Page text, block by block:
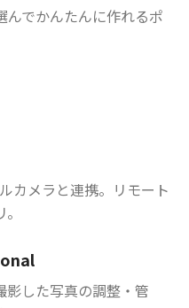
んでかんたんに作れるポ
カメラと連携。リモート
影した写真の調整・管